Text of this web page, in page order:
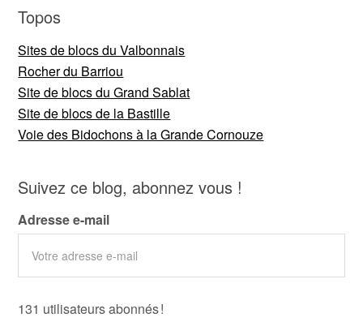
Topos
Sites de blocs du Valbonnais
Rocher du Barriou
Site de blocs du Grand Sablat
Site de blocs de la Bastille
Voie des Bidochons à la Grande Cornouze
Suivez ce blog, abonnez vous !
Adresse e-mail
131 utilisateurs abonnés !